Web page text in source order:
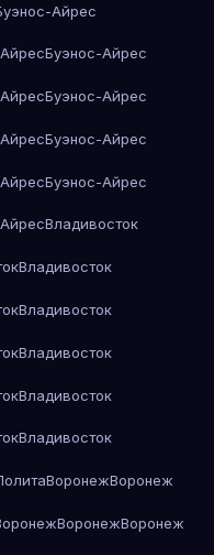
Айрес
Буэнос-Айрес
Буэнос-Айрес
Буэнос-Айрес
Буэнос-Айрес
Владивосток
Владивосток
Владивосток
Владивосток
Владивосток
Владивосток
ВоронежВоронеж
ВоронежВоронеж